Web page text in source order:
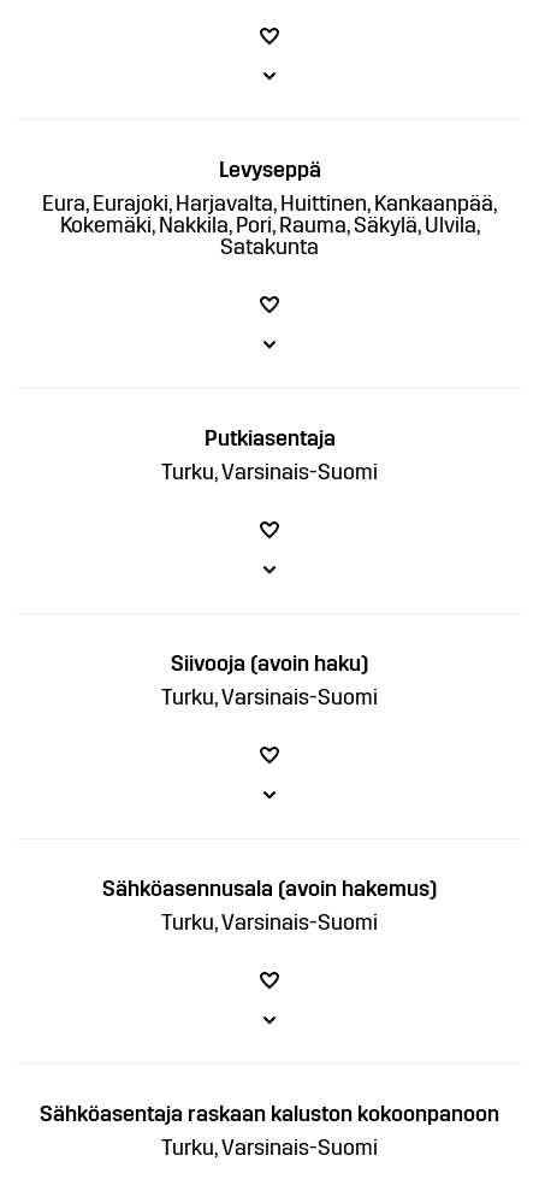
Levyseppä
Eura, Eurajoki, Harjavalta, Huittinen, Kankaanpää,
Kokemäki, Nakkila, Pori, Rauma, Säkylä, Ulvila,
Satakunta
Putkiasentaja
Turku, Varsinais-Suomi
Siivooja (avoin haku)
Turku, Varsinais-Suomi
Sähköasennusala (avoin hakemus)
Turku, Varsinais-Suomi
Sähköasentaja raskaan kaluston kokoonpanoon
Turku, Varsinais-Suomi